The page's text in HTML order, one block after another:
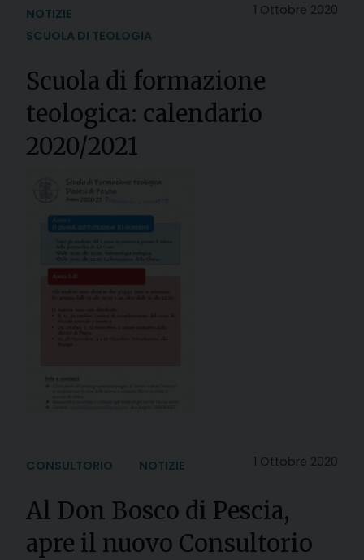
1 Ottobre 2020
NOTIZIE
SCUOLA DI TEOLOGIA
Scuola di formazione
teologica: calendario
2020/2021
1 Ottobre 2020
CONSULTORIO NOTIZIE
Al Don Bosco di Pescia,
apre il nuovo Consultorio